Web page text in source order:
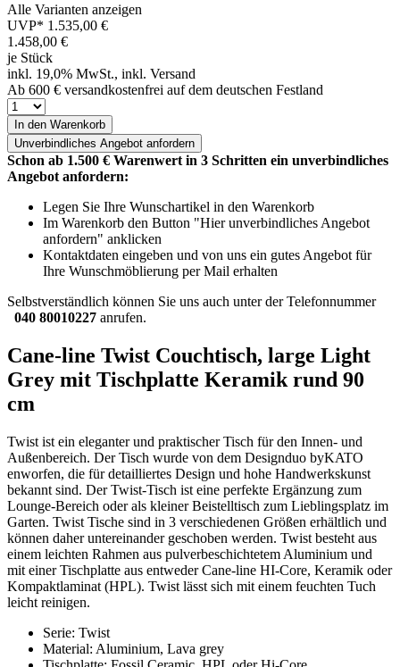
Alle Varianten anzeigen
UVP* 1.535,00 €
1.458,00 €
je Stück
inkl. 19,0% MwSt., inkl. Versand
Ab 600 € versandkostenfrei auf dem deutschen Festland
In den Warenkorb
Unverbindliches Angebot anfordern
Schon ab 1.500 € Warenwert in 3 Schritten ein unverbindliches
Angebot anfordern:
Legen Sie Ihre Wunschartikel in den Warenkorb
Im Warenkorb den Button "Hier unverbindliches Angebot
anfordern" anklicken
Kontaktdaten eingeben und von uns ein gutes Angebot für
Ihre Wunschmöblierung per Mail erhalten
Selbstverständlich können Sie uns auch unter der Telefonnummer
040 80010227 anrufen.
Cane-line Twist Couchtisch, large Light
Grey mit Tischplatte Keramik rund 90
cm
Twist ist ein eleganter und praktischer Tisch für den Innen- und
Außenbereich. Der Tisch wurde von dem Designduo byKATO
enworfen, die für detailliertes Design und hohe Handwerkskunst
bekannt sind. Der Twist-Tisch ist eine perfekte Ergänzung zum
Lounge-Bereich oder als kleiner Beistelltisch zum Lieblingsplatz im
Garten. Twist Tische sind in 3 verschiedenen Größen erhältlich und
können daher untereinander geschoben werden. Twist besteht aus
einem leichten Rahmen aus pulverbeschichtetem Aluminium und
mit einer Tischplatte aus entweder Cane-line HI-Core, Keramik oder
Kompaktlaminat (HPL). Twist lässt sich mit einem feuchten Tuch
leicht reinigen.
Serie: Twist
Material: Aluminium, Lava grey